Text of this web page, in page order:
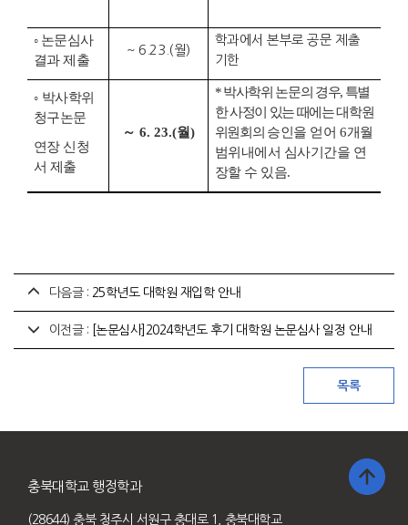
◦ 논문심사
결과 제출
~ 6.23.(월)
학과에서 본부로 공문 제출
기한
◦ 박사학위
청구논문
연장 신청
서 제출
～ 6. 23.(월)
*박사학위 논문의 경우, 특별
한 사정이 있는 때에는 대학원
위원회의 승인을 얻어 6개월
범위내에서 심사기간을 연
장할 수 있음.
다음글 : 25학년도 대학원 재입학 안내
이전글 : [논문심사]2024학년도 후기 대학원 논문심사 일정 안내
충북대학교 행정학과
(28644) 충북 청주시 서원구 충대로 1, 충북대학교